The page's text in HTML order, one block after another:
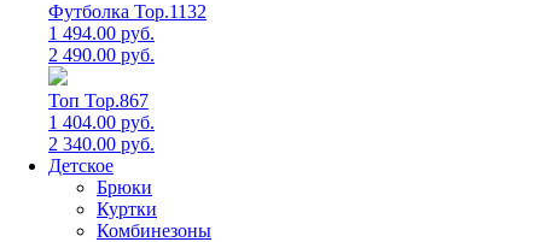
Футболка Top.1132
1 494.00 руб.
2 490.00 руб.
Топ Top.867
1 404.00 руб.
2 340.00 руб.
Детское
Брюки
Куртки
Комбинезоны